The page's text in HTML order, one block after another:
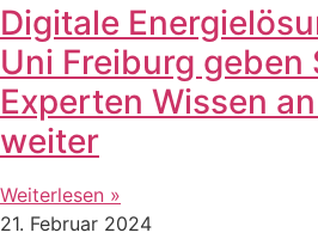
Digitale
Uni Freiburg geben
Experten Wissen
weiter
Weiterlesen »
21. Februar 2024